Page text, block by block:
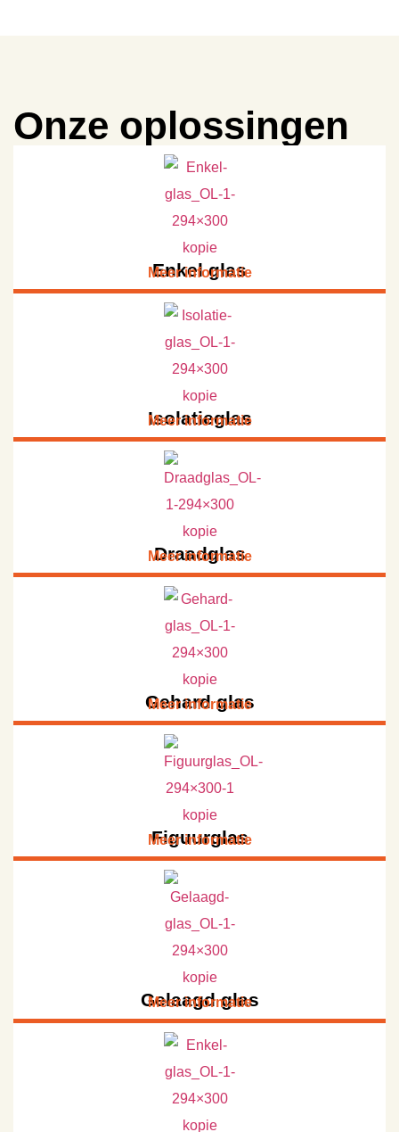
Onze oplossingen
Enkel glas
Meer informatie
Isolatieglas
Meer informatie
Draadglas
Meer informatie
Gehard glas
Meer informatie
Figuurglas
Meer informatie
Gelaagd glas
Meer informatie